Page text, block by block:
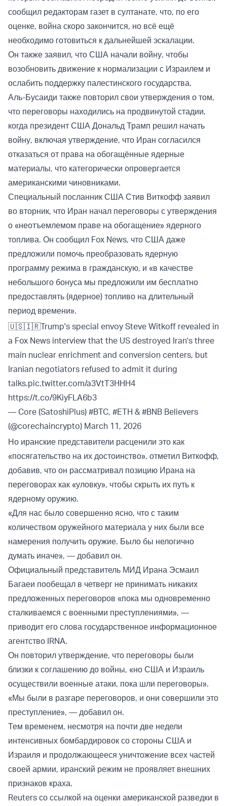
сообщил редакторам газет в султанате, что, по его
оценке, война скоро закончится, но всё ещё
необходимо готовиться к дальнейшей эскалации.
Он также заявил, что США начали войну, чтобы
возобновить движение к нормализации с Израилем и
ослабить поддержку палестинского государства.
Аль-Бусаиди также повторил свои утверждения о том,
что переговоры находились на продвинутой стадии,
когда президент США Дональд Трамп решил начать
войну, включая утверждение, что Иран согласился
отказаться от права на обогащённые ядерные
материалы, что категорически опровергается
американскими чиновниками.
Специальный посланник США Стив Виткофф заявил
во вторник, что Иран начал переговоры с утверждения
о «неотъемлемом праве на обогащение» ядерного
топлива. Он сообщил Fox News, что США даже
предложили помочь преобразовать ядерную
программу режима в гражданскую, и «в качестве
небольшого бонуса мы предложили им бесплатно
предоставлять (ядерное) топливо на длительный
период времени».
🇺🇸🇮🇷Trump's special envoy Steve Witkoff revealed in
a Fox News interview that the US destroyed Iran's three
main nuclear enrichment and conversion centers, but
Iranian negotiators refused to admit it during
talks.pic.twitter.com/a3VtT3HHH4
https://t.co/9KiyFLA6b3
— Core (SatoshiPlus) #BTC, #ETH & #BNB Believers
(@corechaincrypto) March 11, 2026
Но иранские представители расценили это как
«посягательство на их достоинство», отметил Виткофф,
добавив, что он рассматривал позицию Ирана на
переговорах как «уловку», чтобы скрыть их путь к
ядерному оружию.
«Для нас было совершенно ясно, что с таким
количеством оружейного материала у них были все
намерения получить оружие. Было бы нелогично
думать иначе», — добавил он.
Официальный представитель МИД Ирана Эсмаил
Багаеи пообещал в четверг не принимать никаких
предложенных переговоров «пока мы одновременно
сталкиваемся с военными преступлениями», —
приводит его слова государственное информационное
агентство IRNA.
Он повторил утверждение, что переговоры были
близки к соглашению до войны, «но США и Израиль
осуществили военные атаки, пока шли переговоры».
«Мы были в разгаре переговоров, и они совершили это
преступление», — добавил он.
Тем временем, несмотря на почти две недели
интенсивных бомбардировок со стороны США и
Израиля и продолжающееся уничтожение всех частей
своей армии, иранский режим не проявляет внешних
признаков краха.
Reuters со ссылкой на оценки американской разведки в